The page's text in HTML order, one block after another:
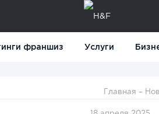
франшиз Услуги
Главная –